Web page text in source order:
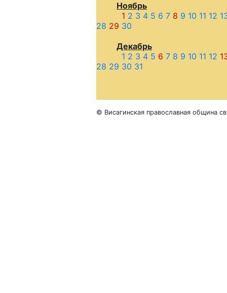
Ноябрь
1 2 3 4 5 6 7 8 9 10 11 12
28 29 30
Декабрь
1 2 3 4 5 6 7 8 9 10 11 12
28 29 30 31
© Висагинская православная община